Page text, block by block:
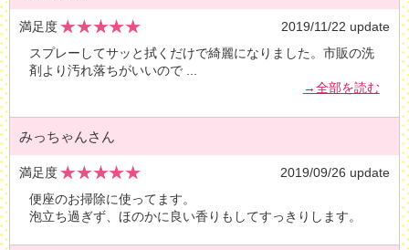
満足度
2019/11/22 update
スプレーしてサッと拭くだけで綺麗になりました。市販の洗
剤より汚れ落ちがいいので ...
→全部を読む
みっちゃんさん
満足度
2019/09/26 update
便座のお掃除に使ってます。
泡立ち過ぎず、ほのかに良い香りもしてすっきりします。